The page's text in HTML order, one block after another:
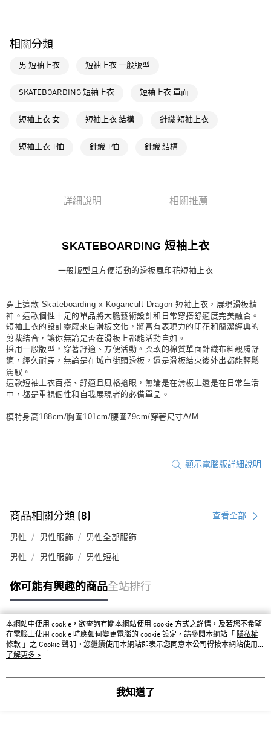
付款後全家取貨
每筆NT$80，滿NT$1,500(含以上)免運費
萊爾富取貨付款
每筆NT$80，滿NT$1,500(含以上)免運費
付款後7-11取貨
每筆NT$80，滿NT$1,500(含以上)免運費
相關分類
男 短袖上衣 短袖上衣 一般版型
SKATEBOARDING 短袖上衣 短袖上衣 單面
短袖上衣 女 短袖上衣 結構 針織 短袖上衣
短袖上衣 T恤 針織 T恤 針織 結構
詳細說明 相關推薦
SKATEBOARDING 短袖上衣
一般版型且方便活動的滑板風印花短袖上衣
穿上這款 Skateboarding x Kogancult Dragon 短袖上衣，展現滑板精
神。這款個性十足的單品將大膽藝術設計和日常穿搭舒適度完美融合。
短袖上衣的設計靈感來自滑板文化，將富有表現力的印花和簡潔經典的
剪裁結合，讓你無論是否在滑板上都能活動自如。
採用一般版型，穿著舒適、方便活動。柔軟的棉質單面針織布料親膚舒
適，經久耐穿，無論是在城市街頭滑板，還是滑板結束後外出都能輕鬆
駕馭。
這款短袖上衣百搭、舒適且風格搶眼，無論是在滑板上還是在日常生活
中，都是重視個性和自我展現者的必備單品。
模特身高188cm/胸圍101cm/腰圍79cm/穿著尺寸A/M
顯示電腦版詳細說明
商品相關分類 (8) 查看全部
男性 男性服飾 男性全部服飾
男性 男性服飾 男性短袖
你可能有興趣的商品全站排行
熱門標籤
本網站中使用 cookie，欲查詢有關本網站使用 cookie 方式之詳情，及若您不希望
在電腦上使用 cookie 時應如何變更電腦的 cookie 設定，請參閱本網站「
隱私權
條款 」之 Cookie 聲明。您繼續使用本網站即表示您同意本公司得按本網站使用條
款之 Cookie 聲明使用 cookie。
了解更多 >
我知道了